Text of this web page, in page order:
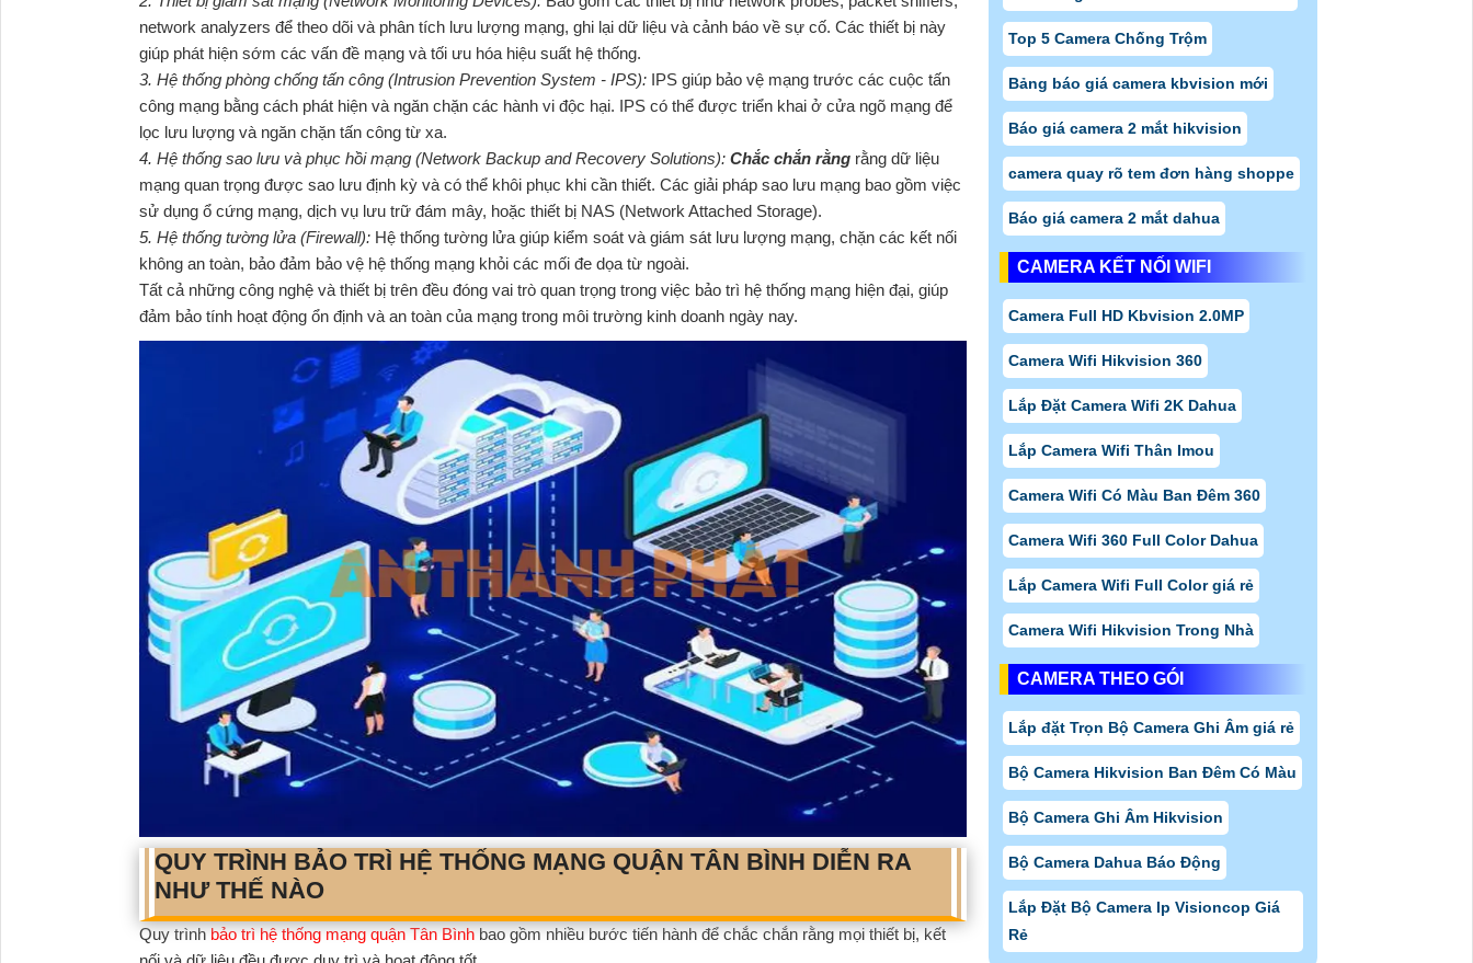
network analyzers để theo dõi và phân tích lưu lượng mạng, ghi lại dữ liệu và cảnh báo về sự cố. Các thiết bị này
giúp phát hiện sớm các vấn đề mạng và tối ưu hóa hiệu suất hệ thống.
3. Hệ thống phòng chống tấn công (Intrusion Prevention System - IPS): IPS giúp bảo vệ mạng trước các cuộc tấn
công mạng bằng cách phát hiện và ngăn chặn các hành vi độc hại. IPS có thể được triển khai ở cửa ngõ mạng để
lọc lưu lượng và ngăn chặn tấn công từ xa.
4. Hệ thống sao lưu và phục hồi mạng (Network Backup and Recovery Solutions): Chắc chắn rằng rằng dữ liệu
mạng quan trọng được sao lưu định kỳ và có thể khôi phục khi cần thiết. Các giải pháp sao lưu mạng bao gồm việc
sử dụng ổ cứng mạng, dịch vụ lưu trữ đám mây, hoặc thiết bị NAS (Network Attached Storage).
5. Hệ thống tường lửa (Firewall): Hệ thống tường lửa giúp kiểm soát và giám sát lưu lượng mạng, chặn các kết nối
không an toàn, bảo đảm bảo vệ hệ thống mạng khỏi các mối đe dọa từ ngoài.
Tất cả những công nghệ và thiết bị trên đều đóng vai trò quan trọng trong việc bảo trì hệ thống mạng hiện đại, giúp
đảm bảo tính hoạt động ổn định và an toàn của mạng trong môi trường kinh doanh ngày nay.
QUY TRÌNH BẢO TRÌ HỆ THỐNG MẠNG QUẬN TÂN BÌNH DIỄN RA
NHƯ THẾ NÀO
Quy trìnhbảo trì hệ thống mạng quận Tân Bìnhbao gồm nhiều bước tiến hành để chắc chắn rằng mọi thiết bị, kết
Top 5 Camera Chống Trộm
Bảng báo giá camera kbvision mới
Báo giá camera 2 mắt hikvision
camera quay rõ tem đơn hàng shoppe
Báo giá camera 2 mắt dahua
CAMERA KẾT NỐI WIFI
Camera Full HD Kbvision 2.0MP
Camera Wifi Hikvision 360
Lắp Đặt Camera Wifi 2K Dahua
Lắp Camera Wifi Thân Imou
Camera Wifi Có Màu Ban Đêm 360
Camera Wifi 360 Full Color Dahua
Lắp Camera Wifi Full Color giá rẻ
Camera Wifi Hikvision Trong Nhà
CAMERA THEO GÓI
Lắp đặt Trọn Bộ Camera Ghi Âm giá rẻ
Bộ Camera Hikvision Ban Đêm Có Màu
Bộ Camera Ghi Âm Hikvision
Bộ Camera Dahua Báo Động
Lắp Đặt Bộ Camera Ip Visioncop Giá
Rẻ